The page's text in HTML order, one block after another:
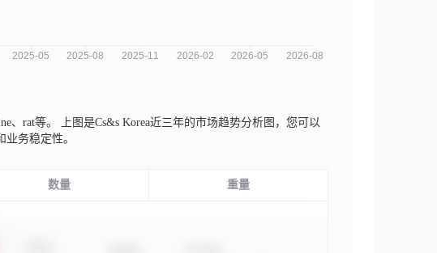
、rat等。
上图是Cs&s Korea近三年的市场趋势分析图，您可以
务稳定性。
数量 重量